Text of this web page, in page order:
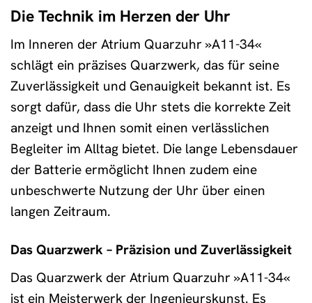
Die Technik im Herzen der Uhr
Im Inneren der Atrium Quarzuhr »A11-34«
schlägt ein präzises Quarzwerk, das für seine
Zuverlässigkeit und Genauigkeit bekannt ist. Es
sorgt dafür, dass die Uhr stets die korrekte Zeit
anzeigt und Ihnen somit einen verlässlichen
Begleiter im Alltag bietet. Die lange Lebensdauer
der Batterie ermöglicht Ihnen zudem eine
unbeschwerte Nutzung der Uhr über einen
langen Zeitraum.
Das Quarzwerk – Präzision und Zuverlässigkeit
Das Quarzwerk der Atrium Quarzuhr »A11-34«
ist ein Meisterwerk der Ingenieurskunst. Es